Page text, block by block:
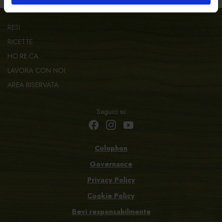
RESI
RICETTE
HO.RE.CA.
LAVORA CON NOI
AREA RISERVATA
Seguici su
Colophon
Governance
Privacy Policy
Cookie Policy
Bevi responsabilmente